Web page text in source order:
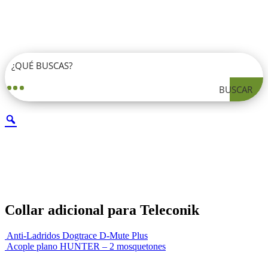
BUSCAR
Collar adicional para Teleconik
Anti-Ladridos Dogtrace D-Mute Plus
Acople plano HUNTER – 2 mosquetones